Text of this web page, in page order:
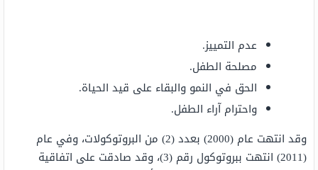
عدم التمييز.
مصلحة الطفل.
الحق في النمو والبقاء على قيد الحياة.
واحترام آراء الطفل.
وقد انتهت عام (2000) بعدد (2) من البروتوكولات، وفي عام
(2011) انتهت ببروتوكول رقم (3)، وقد صادقت على اتفاقية